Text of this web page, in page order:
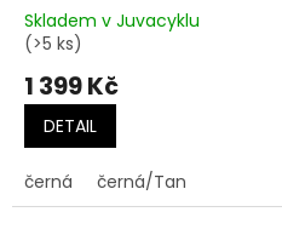
Skladem v Juvacyklu
(>5 ks)
1 399 Kč
DETAIL
černá černá/Tan